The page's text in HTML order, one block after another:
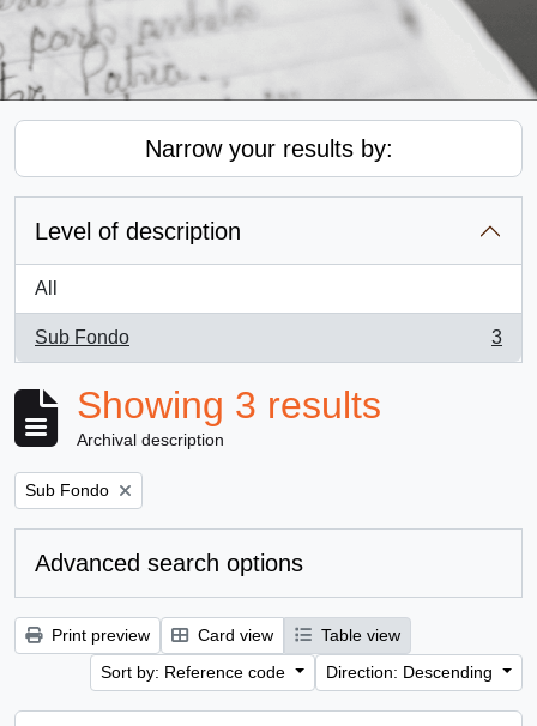
Narrow your results by:
Level of description
All
Sub Fondo
, 3 results
3
Showing 3 results
Archival description
Remove filter:
Sub Fondo
Advanced search options
Print preview Card view
Table view
Sort by: Reference code
Direction: Descending